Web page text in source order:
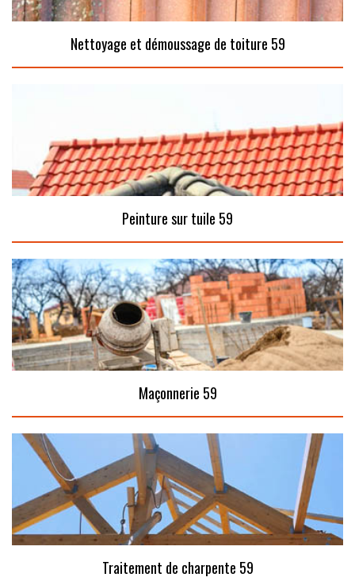
Nettoyage et démoussage de toiture 59
Peinture sur tuile 59
Maçonnerie 59
Traitement de charpente 59